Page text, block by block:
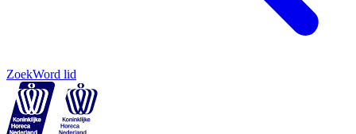
ZoekWord lid